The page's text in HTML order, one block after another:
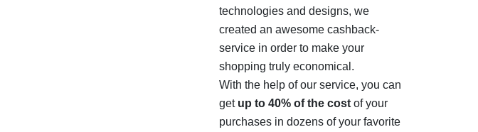
technologies and designs, we
created an awesome cashback-
service in order to make your
shopping truly economical.
With the help of our service, you can
get up to 40% of the costof your
purchases in dozens of your favorite